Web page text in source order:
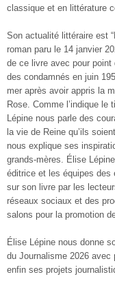
classique et en littérature
Son actualité littéraire est
roman paru le 14 janvier
de ce livre avec pour point
des condamnés en juin
mer après avoir appris la
Rose. Comme l’indique
Lépine nous parle des
la vie de Reine qu’ils
nous explique ses
grands-mères. Élise
éditrice et les équipes des
sur son livre par les
réseaux sociaux et des
salons pour la promotion
Élise Lépine nous donne
du Journalisme 2026 avec
enfin ses projets